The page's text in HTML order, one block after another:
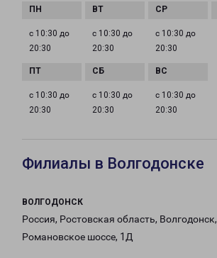
с 10:30 до
20:30
с 10:30 до
20:30
с 10:30 до
20:30
с 10:30 до
20:30
с 10:30 до
20:30
с 10:30 до
20:30
Филиалы в Волгодонске
ВОЛГОДОНСК
Россия, Ростовская область, Волгодонск,
Романовское шоссе, 1Д